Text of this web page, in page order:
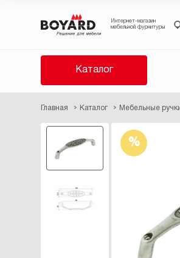
Интернет-магазин
мебельной фурнитуры
Каталог
Главная Каталог Мебельные
%